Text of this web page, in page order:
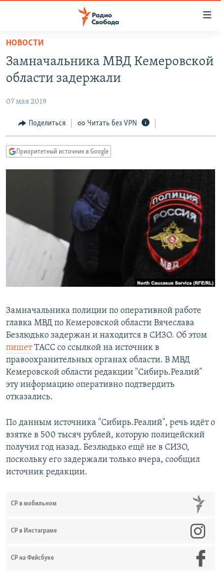
упрощенного
доступа
Вернуться
основному
Вернутся
главной
навигации
Вернутся
ПОДКАСТЫ
АВТОРСКИЕ ПРОЕКТЫ
ЦИТАТЫ СВОБОДЫ
МНЕНИЯ
IDEL.РЕАЛИИ
СИБИРЬ.РЕАЛИИ
РАСПИСАНИЕ ВЕЩАНИЯ
ПОДПИШИТЕСЬ НА РАССЫЛКУ
СОЦИАЛЬНЫЕ СЕТИ
Все сайты РСЕ/РС
НОВОСТИ
Замначальника МВД Кемеровской
области задержали
07 мая 2019
Поделиться Читать без VPN
Приоритетный источник в Google
Замначальника полиции по оперативной работе
главка МВД по Кемеровской области Вячеслава
Безлюдько задержан и находится в СИЗО. Об этом
пишетТАСС со ссылкой на источник в
правоохранительных органах области. В МВД
Кемеровской области редакции "Сибирь.Реалий"
эту информацию оперативно подтвердить
отказались.
По данным источника "Сибирь.Реалий", речь идёт о
взятке в 500 тысяч рублей, которую полицейский
получил год назад. Безлюдько ещё не в СИЗО,
поскольку его задержали только вчера, сообщил
источник редакции.
СР в мобильном
СР в Инстаграме
СР на Фейсбуке